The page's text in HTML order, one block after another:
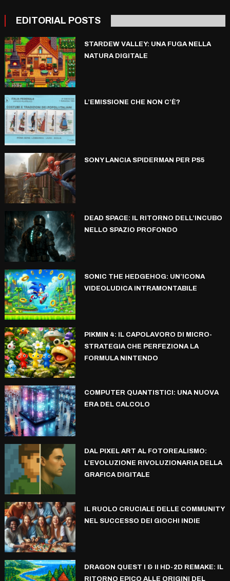
EDITORIAL POSTS
STARDEW VALLEY: UNA FUGA NELLA
NATURA DIGITALE
L’EMISSIONE CHE NON C’È?
SONY LANCIA SPIDERMAN PER PS5
DEAD SPACE: IL RITORNO DELL’INCUBO
NELLO SPAZIO PROFONDO
SONIC THE HEDGEHOG: UN’ICONA
VIDEOLUDICA INTRAMONTABILE
PIKMIN 4: IL CAPOLAVORO DI MICRO-
STRATEGIA CHE PERFEZIONA LA
FORMULA NINTENDO
COMPUTER QUANTISTICI: UNA NUOVA
ERA DEL CALCOLO
DAL PIXEL ART AL FOTOREALISMO:
L’EVOLUZIONE RIVOLUZIONARIA DELLA
GRAFICA DIGITALE
IL RUOLO CRUCIALE DELLE COMMUNITY
NEL SUCCESSO DEI GIOCHI INDIE
DRAGON QUEST I & II HD-2D REMAKE: IL
RITORNO EPICO ALLE ORIGINI DEL